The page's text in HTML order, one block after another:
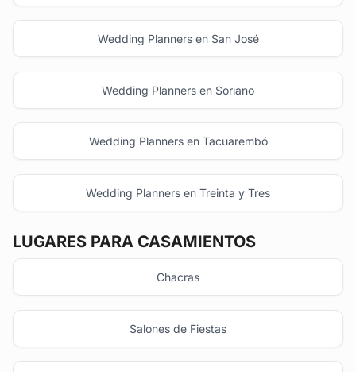
Wedding Planners en San José
Wedding Planners en Soriano
Wedding Planners en Tacuarembó
Wedding Planners en Treinta y Tres
LUGARES PARA CASAMIENTOS
Chacras
Salones de Fiestas